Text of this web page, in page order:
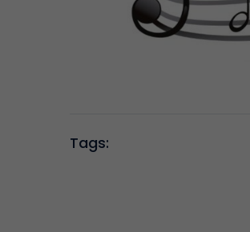
Tags: